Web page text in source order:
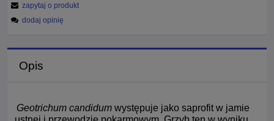
zapytaj o produkt
dodaj opinię
Opis
Geotrichum candidum występuje jako saprofit w jamie